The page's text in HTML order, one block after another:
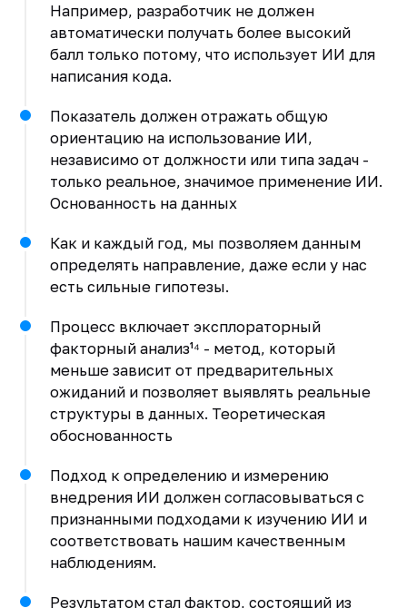
Например, разработчик не должен
автоматически получать более высокий
балл только потому, что использует ИИ для
написания кода.
Показатель должен отражать общую
ориентацию на использование ИИ,
независимо от должности или типа задач -
только реальное, значимое применение ИИ.
Основанность на данных
Как и каждый год, мы позволяем данным
определять направление, даже если у нас
есть сильные гипотезы.
Процесс включает эксплораторный
факторный анализ¹⁴ - метод, который
меньше зависит от предварительных
ожиданий и позволяет выявлять реальные
структуры в данных. Теоретическая
обоснованность
Подход к определению и измерению
внедрения ИИ должен согласовываться с
признанными подходами к изучению ИИ и
соответствовать нашим качественным
наблюдениям.
Результатом стал фактор, состоящий из